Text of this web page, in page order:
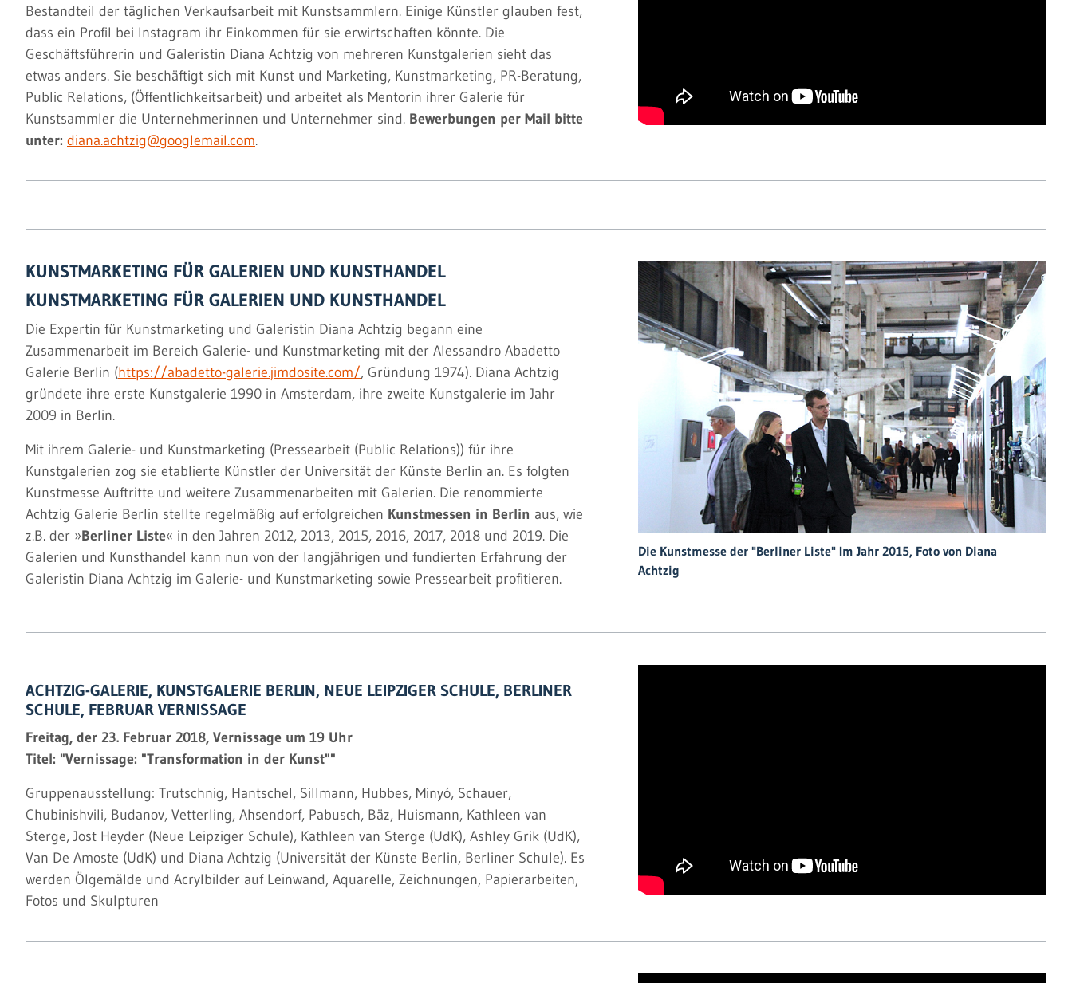
Bestandteil der täglichen Verkaufsarbeit mit Kunstsammlern. Einige Künstler glauben fest,
dass ein Profil bei Instagram ihr Einkommen für sie erwirtschaften könnte. Die
Geschäftsführerin und Galeristin Diana Achtzig von mehreren Kunstgalerien sieht das
etwas anders. Sie beschäftigt sich mit Kunst und Marketing, Kunstmarketing, PR-Beratung,
Public Relations, (Öffentlichkeitsarbeit) und arbeitet als Mentorin ihrer Galerie für
Kunstsammler die Unternehmerinnen und Unternehmer sind. Bewerbungen per Mail bitte
unter: diana.achtzig@googlemail.com.
KUNSTMARKETING FÜR GALERIEN UND KUNSTHANDEL
KUNSTMARKETING FÜR GALERIEN UND KUNSTHANDEL
Die Expertin für Kunstmarketing und Galeristin Diana Achtzig begann eine
Zusammenarbeit im Bereich Galerie- und Kunstmarketing mit der Alessandro Abadetto
Galerie Berlin (https://abadetto-galerie.jimdosite.com/, Gründung 1974). Diana Achtzig
gründete ihre erste Kunstgalerie 1990 in Amsterdam, ihre zweite Kunstgalerie im Jahr
2009 in Berlin.
Mit ihrem Galerie- und Kunstmarketing (Pressearbeit (Public Relations)) für ihre
Kunstgalerien zog sie etablierte Künstler der Universität der Künste Berlin an. Es folgten
Kunstmesse Auftritte und weitere Zusammenarbeiten mit Galerien. Die renommierte
Achtzig Galerie Berlin stellte regelmäßig auf erfolgreichen Kunstmessen in Berlin aus, wie
z.B. der »Berliner Liste« in den Jahren 2012, 2013, 2015, 2016, 2017, 2018 und 2019. Die
Galerien und Kunsthandel kann nun von der langjährigen und fundierten Erfahrung der
Galeristin Diana Achtzig im Galerie- und Kunstmarketing sowie Pressearbeit profitieren.
Die Kunstmesse der "Berliner Liste" Im Jahr 2015, Foto von Diana
Achtzig
ACHTZIG-GALERIE, KUNSTGALERIE BERLIN, NEUE LEIPZIGER SCHULE, BERLINER
SCHULE, FEBRUAR VERNISSAGE
Freitag, der 23. Februar 2018, Vernissage um 19 Uhr
Titel: "Vernissage: "Transformation in der Kunst""
Gruppenausstellung: Trutschnig, Hantschel, Sillmann, Hubbes, Minyó, Schauer,
Chubinishvili, Budanov, Vetterling, Ahsendorf, Pabusch, Bäz, Huismann, Kathleen van
Sterge, Jost Heyder (Neue Leipziger Schule), Kathleen van Sterge (UdK), Ashley Grik (UdK),
Van De Amoste (UdK) und Diana Achtzig (Universität der Künste Berlin, Berliner Schule). Es
werden Ölgemälde und Acrylbilder auf Leinwand, Aquarelle, Zeichnungen, Papierarbeiten,
Fotos und Skulpturen